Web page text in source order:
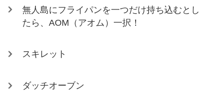
無人島にフライパンを一つだけ持ち込むとし
たら、AOM（アオム）一択！
スキレット
ダッチオーブン